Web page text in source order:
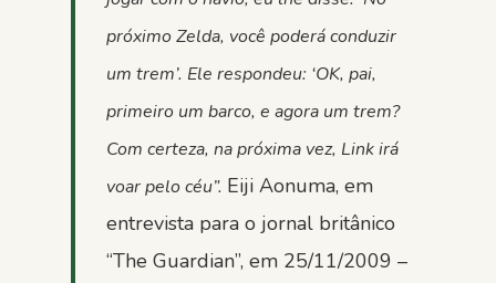
próximo Zelda, você poderá conduzir
um trem’. Ele respondeu: ‘OK, pai,
primeiro um barco, e agora um trem?
Com certeza, na próxima vez, Link irá
voar pelo céu”. Eiji Aonuma, em
entrevista para o jornal britânico
“The Guardian”, em 25/11/2009 –